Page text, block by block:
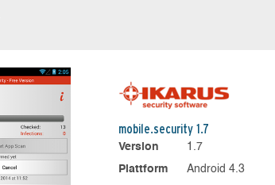
mobile.security 1.7
Version
1.7
Plattform
Android 4.3